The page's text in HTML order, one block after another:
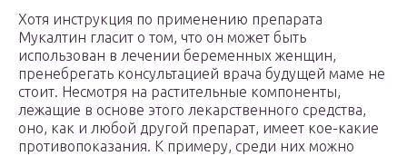
Хотя инструкция по применению препарата
Мукалтин гласит о том, что он может быть
использован в лечении беременных женщин,
пренебрегать консультацией врача будущей маме не
стоит. Несмотря на растительные компоненты,
лежащие в основе этого лекарственного средства,
оно, как и любой другой препарат, имеет кое-какие
противопоказания. К примеру, среди них можно